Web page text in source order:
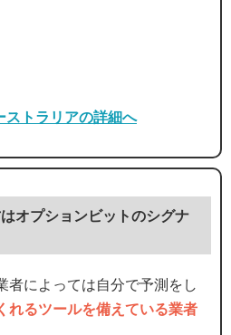
ストラリアの詳細へ
オプションビットのシグナ
者によっては自分で予測をし
れるツールを備えている業者